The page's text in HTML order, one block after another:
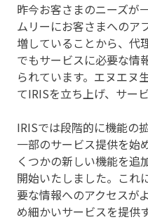
昨今お客さまのニーズが
ムリーにお客さまへのア
増していることから、代
でもサービスに必要な情
られています。エヌエヌ
てIRISを立ち上げ、サー
IRISでは段階的に機能の
一部のサービス提供を始
くつかの新しい機能を追
開始いたしました。これ
要な情報へのアクセスが
め細かいサービスを提供